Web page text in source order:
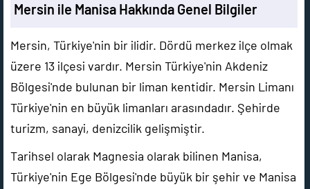
Mersin ile Manisa Hakkında Genel Bilgiler
Mersin, Türkiye'nin bir ilidir. Dördü merkez ilçe olmak
üzere 13 ilçesi vardır. Mersin Türkiye'nin Akdeniz
Bölgesi'nde bulunan bir liman kentidir. Mersin Limanı
Türkiye'nin en büyük limanları arasındadır. Şehirde
turizm, sanayi, denizcilik gelişmiştir.
Tarihsel olarak Magnesia olarak bilinen Manisa,
Türkiye'nin Ege Bölgesi'nde büyük bir şehir ve Manisa